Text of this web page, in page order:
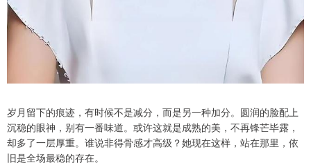
岁月留下的痕迹，有时候不是减分，而是另一种加分。圆润的脸配上
沉稳的眼神，别有一番味道。或许这就是成熟的美，不再锋芒毕露，
却多了一层厚重。谁说非得骨感才高级？她现在这样，站在那里，依
旧是全场最稳的存在。